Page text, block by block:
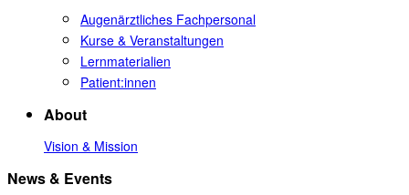
Augenärztliches Fachpersonal
Kurse & Veranstaltungen
Lernmaterialien
Patient:innen
About
Vision & Mission
News & Events